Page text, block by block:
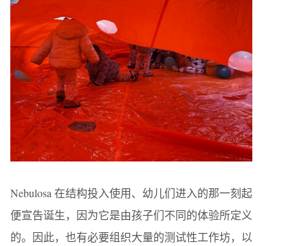
Nebulosa 在结构投入使用、幼儿们进入的那一刻起
便宣告诞生，因为它是由孩子们不同的体验所定义
的。因此，也有必要组织大量的测试性工作坊，以